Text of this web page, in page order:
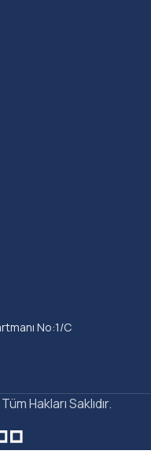
No:1/C
Hakları Saklıdır.